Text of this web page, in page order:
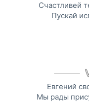
Счастливей
Пускай
Евгений
Мы рады